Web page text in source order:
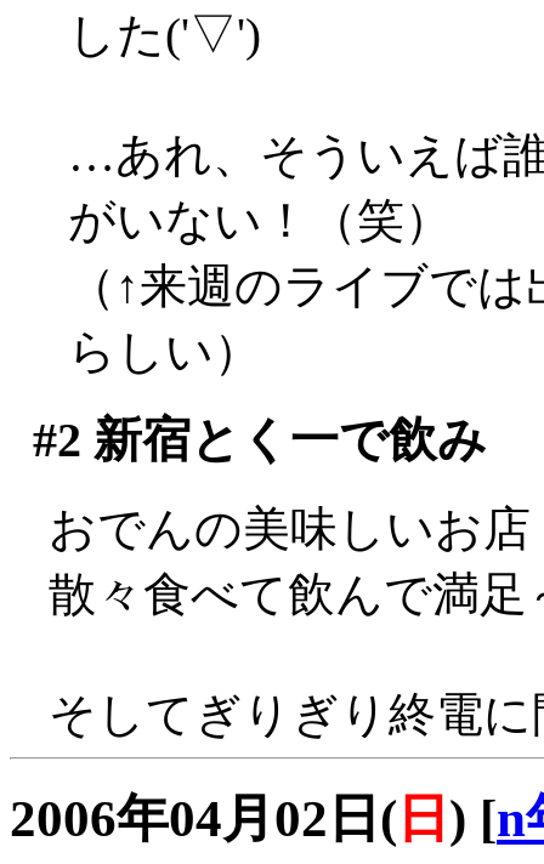
した('▽')
…あれ、そういえば
がいない！（笑）
（↑来週のライブで
らしい）
#2 新宿とく一で飲み
おでんの美味しいお
散々食べて飲んで満
そしてぎりぎり終電
2006年04月02日( 日 ) [n